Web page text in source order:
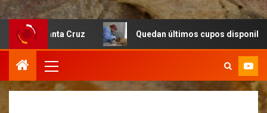
Cruz Quedan últimos cupos disponibles para